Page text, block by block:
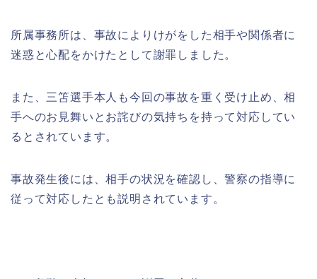
所属事務所は、事故によりけがをした相手や関係者に
迷惑と心配をかけたとして謝罪しました。
また、三笘選手本人も今回の事故を重く受け止め、相
手へのお見舞いとお詫びの気持ちを持って対応してい
るとされています。
事故発生後には、相手の状況を確認し、警察の指導に
従って対応したとも説明されています。